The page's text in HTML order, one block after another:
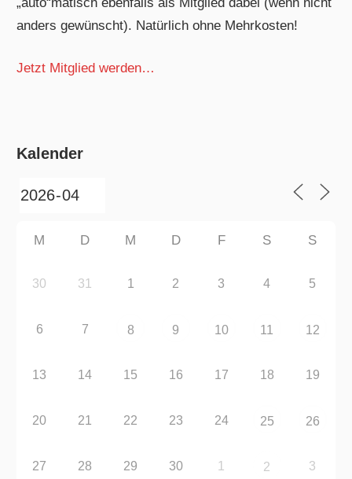
anders gewünscht). Natürlich ohne Mehrkosten!
Jetzt Mitglied werden…
Kalender
M D M D F S S
30 31 1 2 3 4 5
6 7 8 9 10 11 12
13 14 15 16 17 18 19
20 21 22 23 24 25 26
27 28 29 30 1 2 3